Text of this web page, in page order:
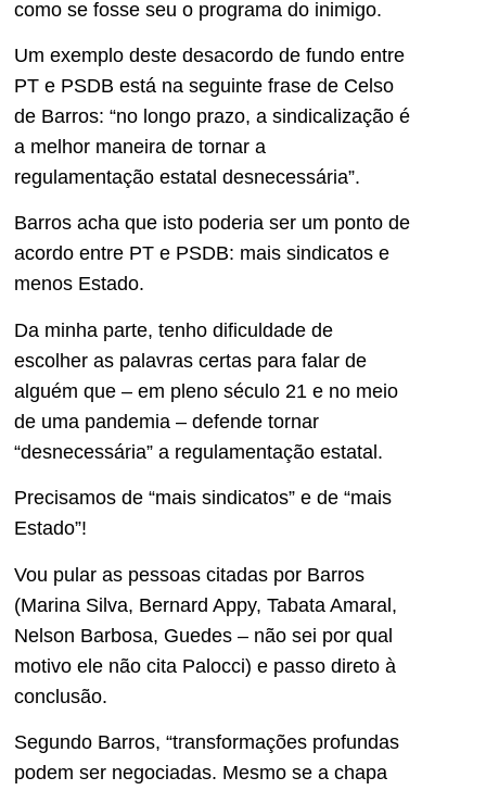
como se fosse seu o programa do inimigo.
Um exemplo deste desacordo de fundo entre
PT e PSDB está na seguinte frase de Celso
de Barros: “no longo prazo, a sindicalização é
a melhor maneira de tornar a
regulamentação estatal desnecessária”.
Barros acha que isto poderia ser um ponto de
acordo entre PT e PSDB: mais sindicatos e
menos Estado.
Da minha parte, tenho dificuldade de
escolher as palavras certas para falar de
alguém que – em pleno século 21 e no meio
de uma pandemia – defende tornar
“desnecessária” a regulamentação estatal.
Precisamos de “mais sindicatos” e de “mais
Estado”!
Vou pular as pessoas citadas por Barros
(Marina Silva, Bernard Appy, Tabata Amaral,
Nelson Barbosa, Guedes – não sei por qual
motivo ele não cita Palocci) e passo direto à
conclusão.
Segundo Barros, “transformações profundas
podem ser negociadas. Mesmo se a chapa